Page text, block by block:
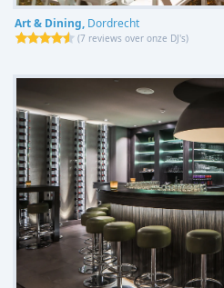
Art & Dining, Dordrecht
(7 reviews over onze DJ's)